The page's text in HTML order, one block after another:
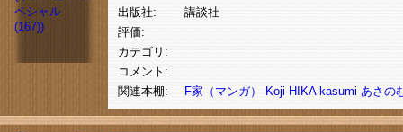
出版社:
講談社
評価:
カテゴリ:
コメント:
関連本棚:
F家（マンガ） Koji HIKA kasumi あさの